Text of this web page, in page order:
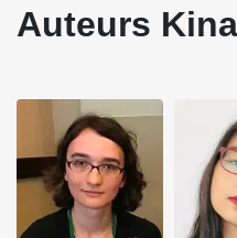
Auteurs